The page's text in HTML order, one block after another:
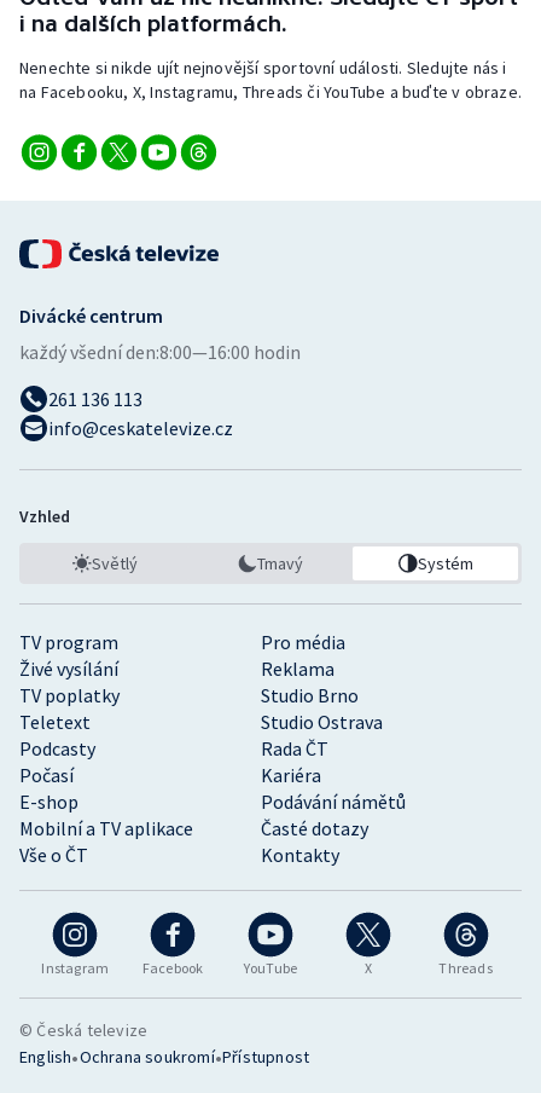
i na dalších platformách.
Nenechte si nikde ujít nejnovější sportovní události. Sledujte nás i
na Facebooku, X, Instagramu, Threads či YouTube a buďte v obraze.
Instagram Facebook YouTube X Threads
TV program
Pro média
Živé vysílání
Reklama
TV poplatky
Studio Brno
Teletext
Studio Ostrava
Podcasty
Rada ČT
Počasí
Kariéra
E-shop
Podávání námětů
Mobilní a TV aplikace
Časté dotazy
Vše o ČT
Kontakty
Divácké centrum
každý všední den:8:00—16:00 hodin
261 136 113
info@ceskatelevize.cz
Vzhled
Světlý Tmavý Systém
© Česká televize
English•Ochrana soukromí•Přístupnost